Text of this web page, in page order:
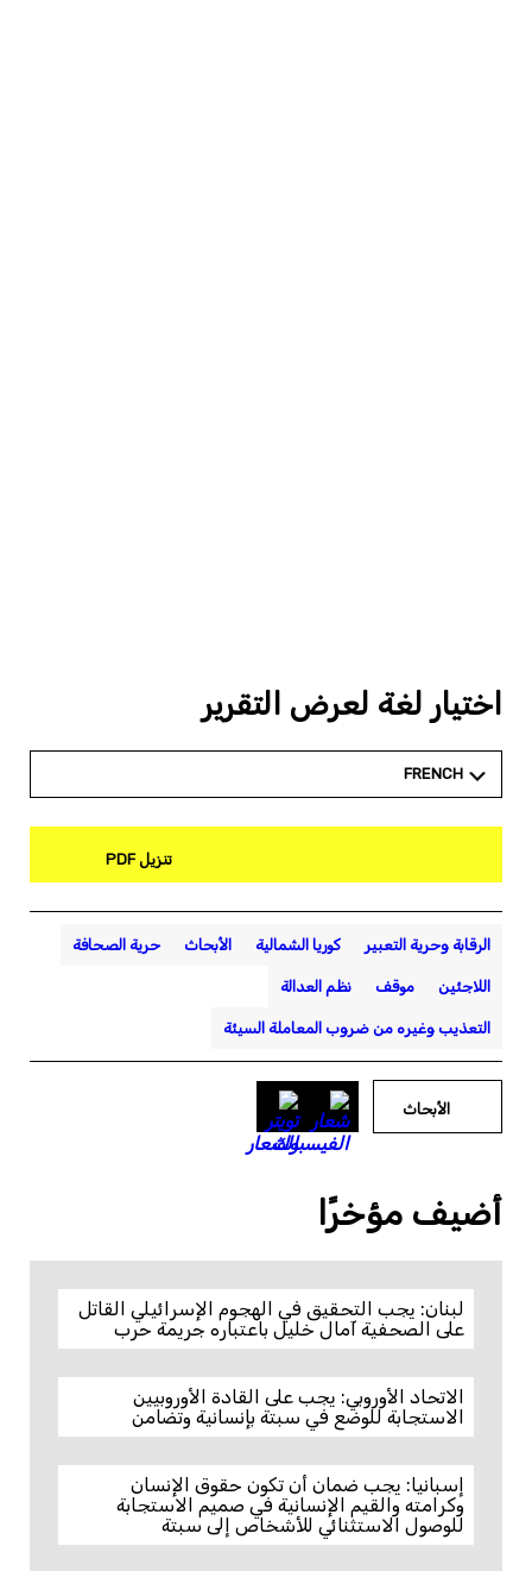
اختيار لغة لعرض التقرير
FRENCH
تنزيل PDF
الرقابة وحرية التعبير كوريا الشمالية الأبحاث حرية الصحافة
اللاجئين موقف نظم العدالة
التعذيب وغيره من ضروب المعاملة السيئة
الأبحاث
أضيف مؤخرًا
لبنان: يجب التحقيق في الهجوم الإسرائيلي القاتل
على الصحفية آمال خليل باعتباره جريمة حرب
الاتحاد الأوروبي: يجب على القادة الأوروبيين
الاستجابة للوضع في سبتة بإنسانية وتضامن
إسبانيا: يجب ضمان أن تكون حقوق الإنسان
وكرامته والقيم الإنسانية في صميم الاستجابة
للوصول الاستثنائي للأشخاص إلى سبتة